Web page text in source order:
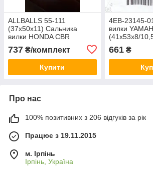
ALLBALLS 55-111
(37х50х11) Сальника
вилки HONDA CBR
250,CBR 600/KAWASAKI
ER-5/SUZUKI
RM/KAWASAKI EX 250 R
737 ₴/комплект
Купити
4EB-23145-
вилки
(41x53x8/
661₴
Про нас
100% позитивних з 206 відгуків за рік
Працює з 19.11.2015
м. Ірпінь
Ірпінь, Україна